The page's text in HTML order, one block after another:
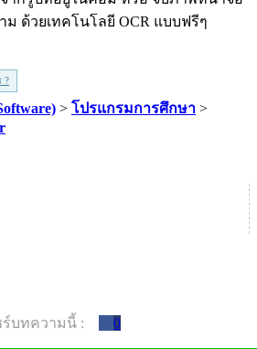
ด้วยเทคโนโลยี OCR แบบฟรีๆ
?
> โปรแกรมการศึกษา >
บทความนี้ : 0